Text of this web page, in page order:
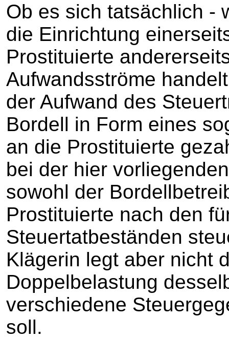
Ob es sich tatsächlich ‑
die Einrichtung
Prostituierte
Aufwandsströme
der Aufwand des
Bordell in Form eines
an die Prostituierte
bei der hier
sowohl der
Prostituierte nach den
Steuertatbeständen
Klägerin legt aber nicht
Doppelbelastung
verschiedene
soll.